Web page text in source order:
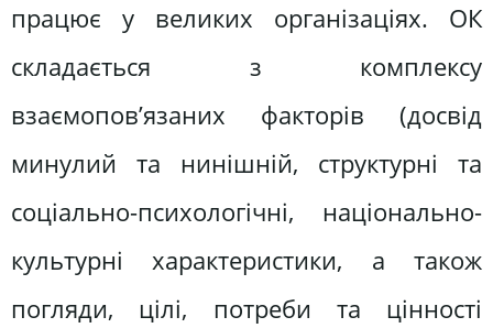
працює у великих організаціях. ОК
складається з комплексу
взаємопов’язаних факторів (досвід
минулий та нинішній, структурні та
соціально-психологічні, національно-
культурні характеристики, а також
погляди, цілі, потреби та цінності